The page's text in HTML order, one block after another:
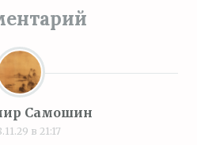
Самошин
в 21:17